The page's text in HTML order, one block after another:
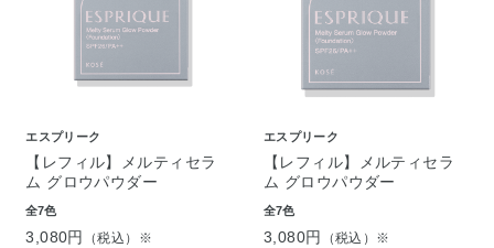
エスプリーク
【レフィル】メルティセラ
ム グロウパウダー
全7色
3,080円 （税込）※
エスプリーク
【レフィル】メルティセラ
ム グロウパウダー
全7色
3,080円 （税込）※